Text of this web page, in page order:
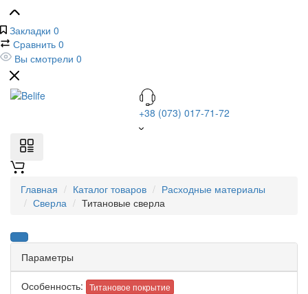
Закладки 0
Сравнить 0
Вы смотрели 0
+38 (073) 017-71-72
Главная Каталог товаров
Расходные материалы
Сверла
Титановые сверла
Параметры
Особенность: Титановое покрытие